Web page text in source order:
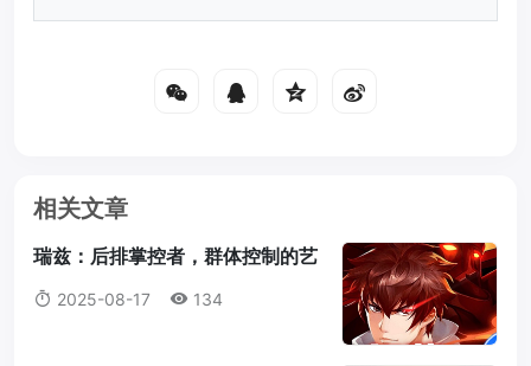
相关文章
瑞兹：后排掌控者，群体控制的艺
术大师
2025-08-17 134